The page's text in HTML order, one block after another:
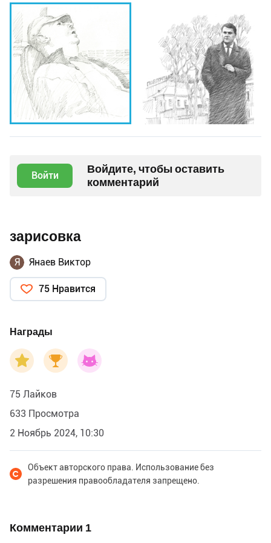
Войти
Войдите, чтобы оставить
комментарий
зарисовка
Я Янаев Виктор
75 Нравится
Награды
75 Лайков
633 Просмотра
2 Ноябрь 2024, 10:30
Объект авторского права. Использование без
разрешения правообладателя запрещено.
Комментарии 1